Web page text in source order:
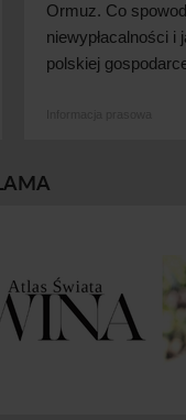
Ormuz. Co
niewypłacalności i
polskiej